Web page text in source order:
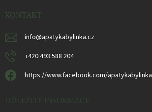
KONTAKT
info@apatykabylinka.cz
+420 493 588 204
https://www.facebook.com/apatykabylinka
DŮLEŽITÉ INFORMACE